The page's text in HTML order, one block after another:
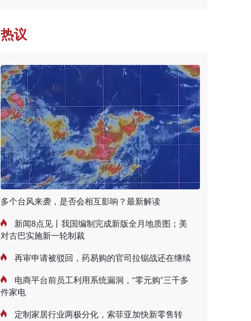
热议
多个台风来袭，是否会相互影响？最新解读
新闻8点见丨我国编制完成新版全月地质图；美
对古巴实施新一轮制裁
再审申请被驳回，药易购的官司拉锯战还在继续
电商平台前员工利用系统漏洞，“零元购”三千多
件家电
定制家居行业两极分化，索菲亚加快新零售转